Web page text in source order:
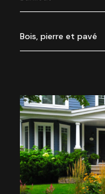
Bois, pierre et pavé